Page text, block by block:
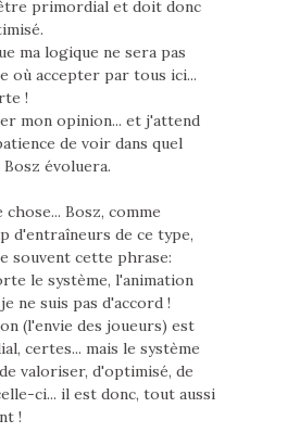
primordial et doit donc
ma logique ne sera pas
où accepter par tous ici...
!
mon opinion... et j'attend
de voir dans quel
évoluera.
Bosz, comme
d'entraîneurs de ce type,
souvent cette phrase:
le système, l'animation
ne suis pas d'accord !
(l'envie des joueurs) est
certes... mais le système
valoriser, d'optimisé, de
ci... il est donc, tout aussi
!